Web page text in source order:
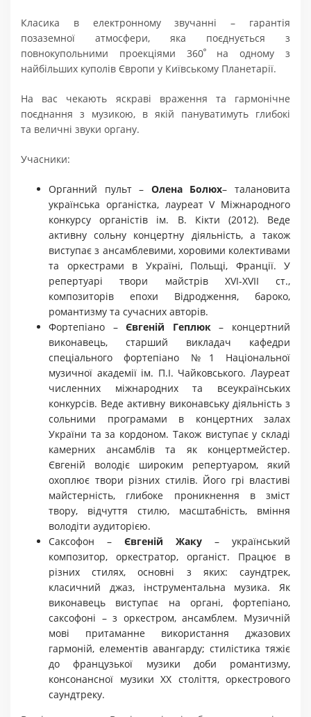
Класика в електронному звучанні – гарантія
позаземної атмосфери, яка поєднується з
повнокупольними проекціями 360ﹾ на одному з
найбільших куполів Європи у Київському Планетарії.
На вас чекають яскраві враження та гармонічне
поєднання з музикою, в якій пануватимуть глибокі
та величні звуки органу.
Учасники:
Органний пульт – Олена Болюх– талановита
українська органістка, лауреат V Міжнародного
конкурсу органістів ім. В. Кікти (2012). Веде
активну сольну концертну діяльність, а також
виступає з ансамблевими, хоровими колективами
та оркестрами в Україні, Польщі, Франції. У
репертуарі твори майстрів XVI-XVII ст.,
композиторів епохи Відродження, бароко,
романтизму та сучасних авторів.
Фортепіано –Євгеній Геплюк– концертний
виконавець, старший викладач кафедри
спеціального фортепіано №1 Національної
музичної академії ім. П.І. Чайковського. Лауреат
численних міжнародних та всеукраїнських
конкурсів. Веде активну виконавську діяльність з
сольними програмами в концертних залах
України та за кордоном. Також виступає у складі
камерних ансамблів та як концертмейстер.
Євгеній володіє широким репертуаром, який
охоплює твори різних стилів. Його грі властиві
майстерність, глибоке проникнення в зміст
твору, відчуття стилю, масштабність, вміння
володіти аудиторією.
Саксофон – Євгеній Жаку – український
композитор, оркестратор, органіст. Працює в
різних стилях, основні з яких: саундтрек,
класичний джаз, інструментальна музика. Як
виконавець виступає на органі, фортепіано,
саксофоні – з оркестром, ансамблем. Музичній
мові притаманне використання джазових
гармоній, елементів авангарду; стилістика тяжіє
до французької музики доби романтизму,
консонансної музики XX століття, оркестрового
саундтреку.